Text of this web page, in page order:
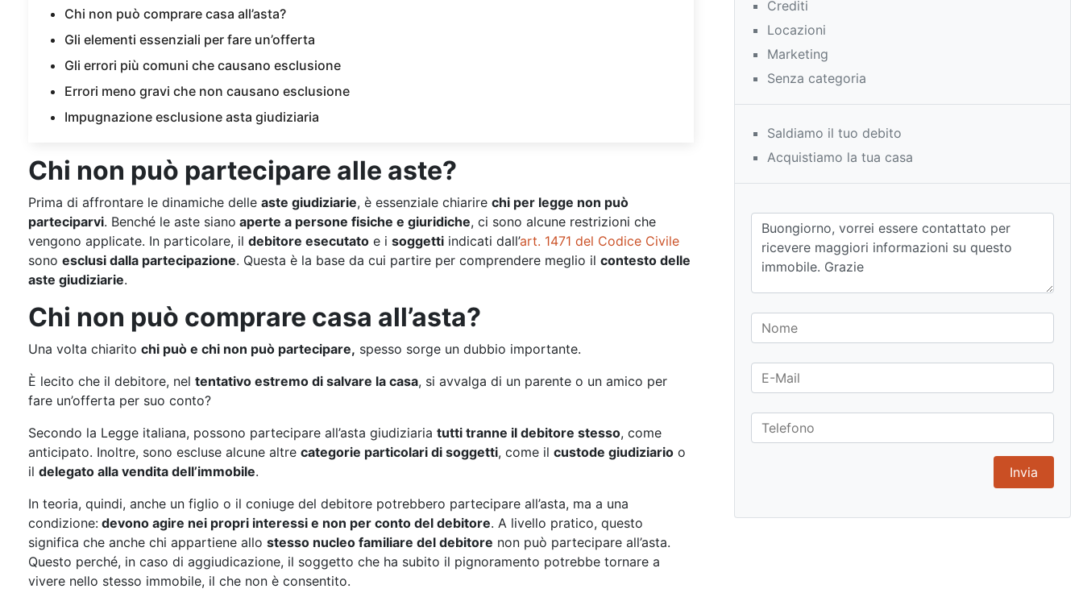
Chi non può comprare casa all’asta?
Gli elementi essenziali per fare un’offerta
Gli errori più comuni che causano esclusione
Errori meno gravi che non causano esclusione
Impugnazione esclusione asta giudiziaria
Chi non può partecipare alle aste?
Prima di affrontare le dinamiche delle aste giudiziarie, è essenziale chiarire chi per legge non può
parteciparvi. Benché le aste siano aperte a persone fisiche e giuridiche, ci sono alcune restrizioni che
vengono applicate. In particolare, il debitore esecutato e i soggetti indicati dall’art. 1471 del Codice Civile
sono esclusi dalla partecipazione. Questa è la base da cui partire per comprendere meglio il contesto delle
aste giudiziarie.
Chi non può comprare casa all’asta?
Una volta chiarito chi può e chi non può partecipare, spesso sorge un dubbio importante.
È lecito che il debitore, nel tentativo estremo di salvare la casa, si avvalga di un parente o un amico per
fare un’offerta per suo conto?
Secondo la Legge italiana, possono partecipare all’asta giudiziaria tutti tranne il debitore stesso, come
anticipato. Inoltre, sono escluse alcune altre categorie particolari di soggetti, come il custode giudiziario o
il delegato alla vendita dell’immobile.
In teoria, quindi, anche un figlio o il coniuge del debitore potrebbero partecipare all’asta, ma a una
condizione: devono agire nei propri interessi e non per conto del debitore. A livello pratico, questo
significa che anche chi appartiene allo stesso nucleo familiare del debitore non può partecipare all’asta.
Questo perché, in caso di aggiudicazione, il soggetto che ha subito il pignoramento potrebbe tornare a
vivere nello stesso immobile, il che non è consentito.
Crediti
Locazioni
Marketing
Senza categoria
Saldiamo il tuo debito
Acquistiamo la tua casa